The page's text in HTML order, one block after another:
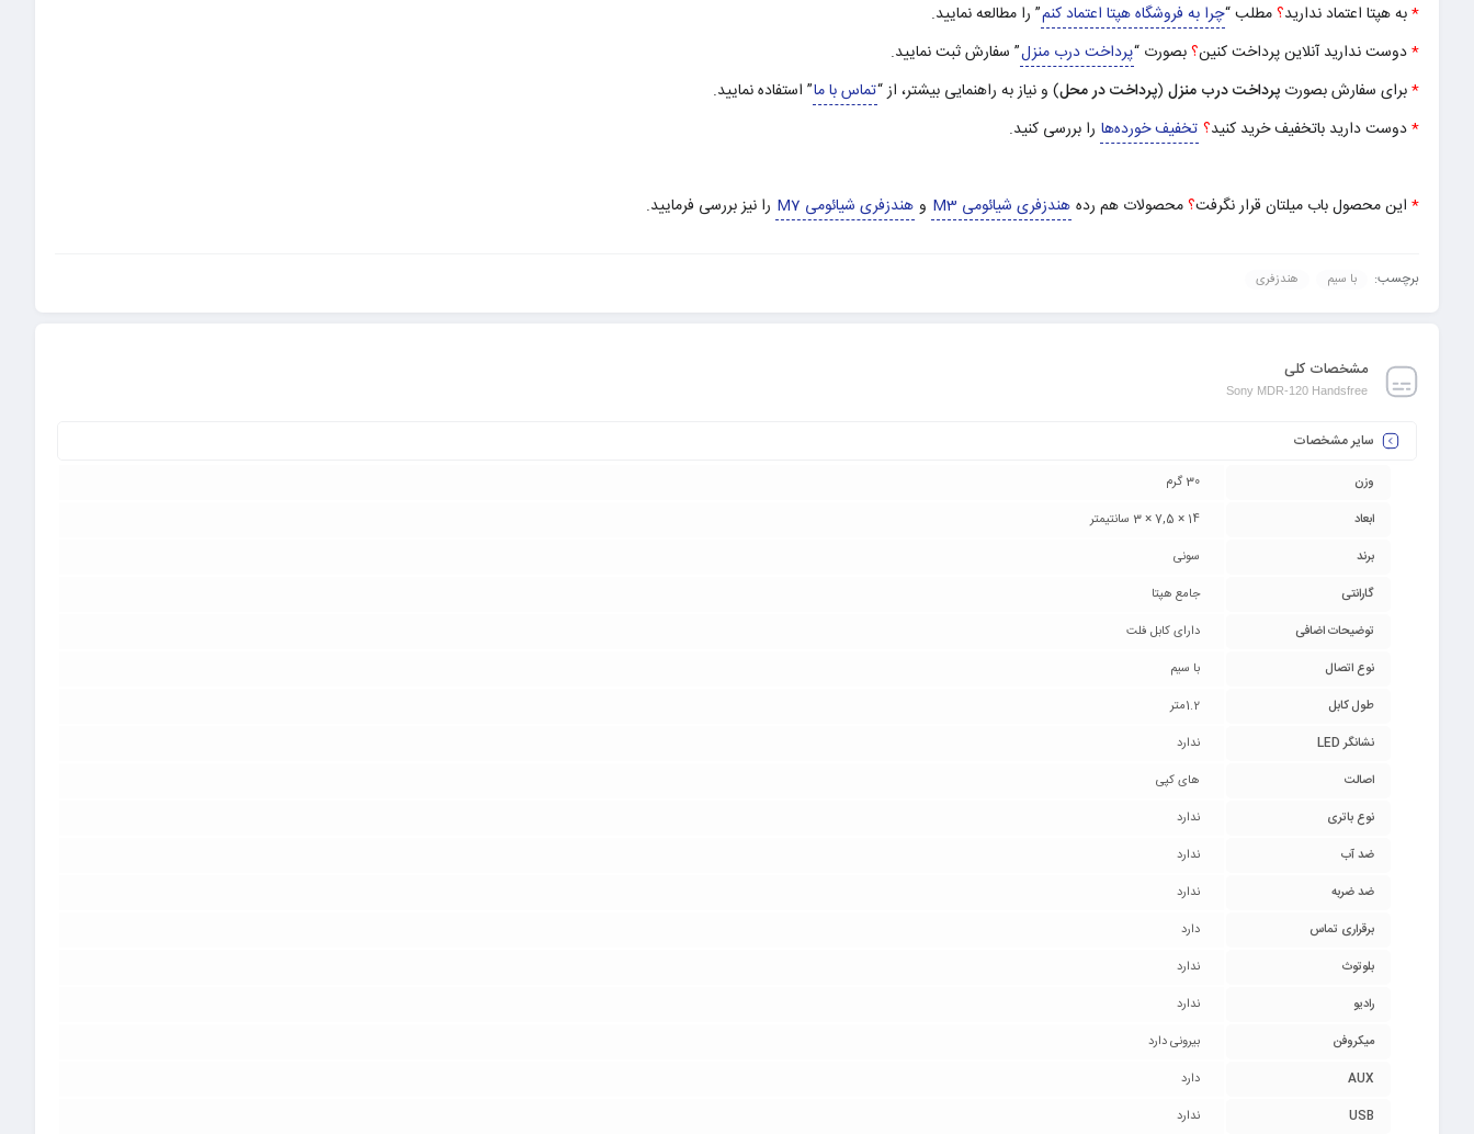
*به هپتا اعتماد ندارید؟مطلب “چرا به فروشگاه هپتا اعتماد کنم” را مطالعه نمایید.
*دوست ندارید آنلاین پرداخت کنین؟بصورت “پرداخت درب منزل” سفارش ثبت نمایید.
*برای سفارش بصورت پرداخت درب منزل (پرداخت در محل) و نیاز به راهنمایی بیشتر، از “تماس با ما” استفاده نمایید.
*دوست دارید باتخفیف خرید کنید؟ تخفیف خورده‌ها را بررسی کنید.
* این محصول باب میلتان قرار نگرفت؟محصولات هم رده هندزفری شیائومی M3 و هندزفری شیائومی M7 را نیز بررسی فرمایید.
برچسب: با سیم هندزفری
مشخصات کلی
Sony MDR-120 Handsfree
سایر مشخصات
وزن
30 گرم
ابعاد
14 × 7,5 × 3 سانتیمتر
برند
سونی
گارانتی
جامع هپتا
توضیحات اضافی
دارای کابل فلت
نوع اتصال
با سیم
طول کابل
1.2متر
نشانگر LED
ندارد
اصالت
های کپی
نوع باتری
ندارد
ضد آب
ندارد
ضد ضربه
ندارد
برقراری تماس
دارد
بلوتوث
ندارد
رادیو
ندارد
میکروفن
بیرونی دارد
AUX
دارد
USB
ندارد